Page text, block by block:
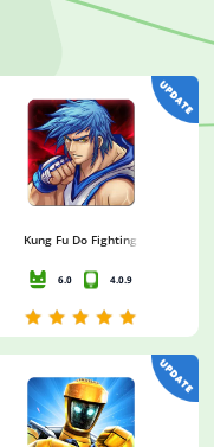
Kung Fu Do Fighting
6.0 4.0.9